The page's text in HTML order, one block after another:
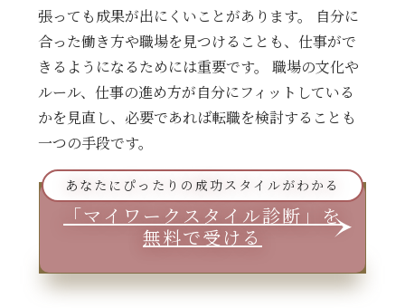
張っても成果が出にくいことがあります。 自分に
合った働き方や職場を見つけることも、仕事がで
きるようになるためには重要です。 職場の文化や
ルール、仕事の進め方が自分にフィットしている
かを見直し、必要であれば転職を検討することも
一つの手段です。
「マイワークスタイル診断」を
無料で受ける
あなたにぴったりの成功スタイルがわかる